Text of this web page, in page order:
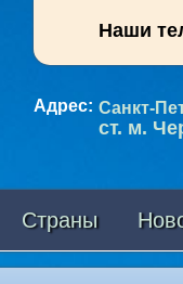
Наши
Адрес: Санкт-
ст. м.
Страны